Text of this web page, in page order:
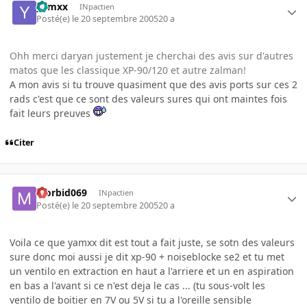
yamxx INpactien
Posté(e) le 20 septembre 200520 a
Ohh merci daryan justement je cherchai des avis sur d'autres
matos que les classique XP-90/120 et autre zalman!
A mon avis si tu trouve quasiment que des avis ports sur ces 2
rads c'est que ce sont des valeurs sures qui ont maintes fois
fait leurs preuves
Citer
Morbid069 INpactien
Posté(e) le 20 septembre 200520 a
Voila ce que yamxx dit est tout a fait juste, se sotn des valeurs
sure donc moi aussi je dit xp-90 + noiseblocke se2 et tu met
un ventilo en extraction en haut a l'arriere et un en aspiration
en bas a l'avant si ce n'est deja le cas ... (tu sous-volt les
ventilo de boitier en 7V ou 5V si tu a l'oreille sensible